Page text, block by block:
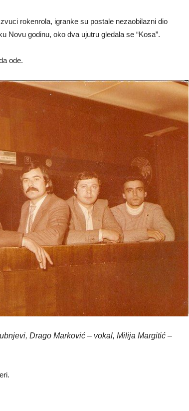
rokenrola, igranke su postale nezaobilazni dio
Novu godinu, oko dva ujutru gledala se “Kosa”.
ode.
Drago Marković – vokal, Milija Margitić –